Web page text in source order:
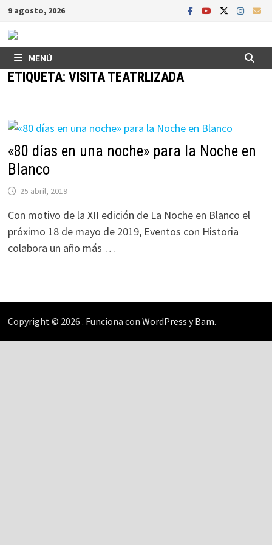
Saltar
contenido
9 agosto, 2026
MENÚ
ETIQUETA: VISITA TEATRLIZADA
«80 días en una noche» para la Noche en
Blanco
25 abril, 2019
Con motivo de la XII edición de La Noche en Blanco el
próximo 18 de mayo de 2019, Eventos con Historia
colabora un año más …
Copyright © 2026 . Funciona con WordPress yBam.